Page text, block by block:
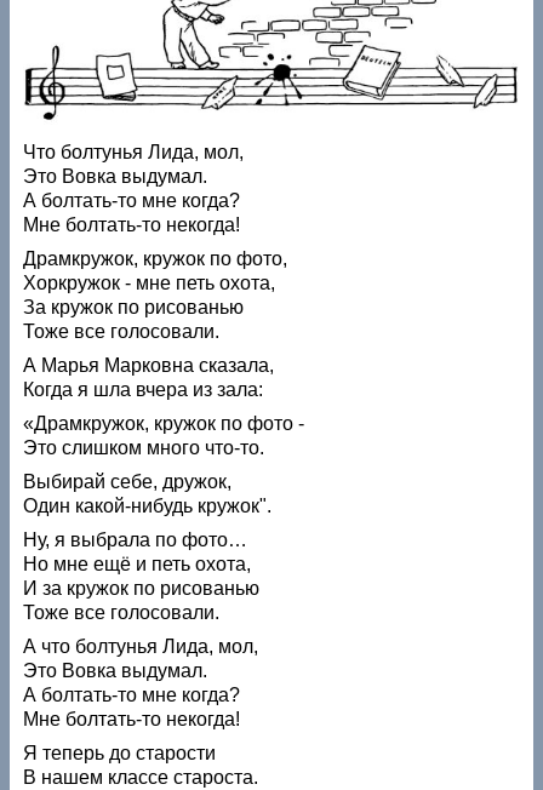
Что болтунья Лида, мол,
Это Вовка выдумал.
А болтать-то мне когда?
Мне болтать-то некогда!
Драмкружок, кружок по фото,
Хоркружок - мне петь охота,
За кружок по рисованью
Тоже все голосовали.
А Марья Марковна сказала,
Когда я шла вчера из зала:
«Драмкружок, кружок по фото -
Это слишком много что-то.
Выбирай себе, дружок,
Один какой-нибудь кружок".
Ну, я выбрала по фото…
Но мне ещё и петь охота,
И за кружок по рисованью
Тоже все голосовали.
А что болтунья Лида, мол,
Это Вовка выдумал.
А болтать-то мне когда?
Мне болтать-то некогда!
Я теперь до старости
В нашем классе староста.